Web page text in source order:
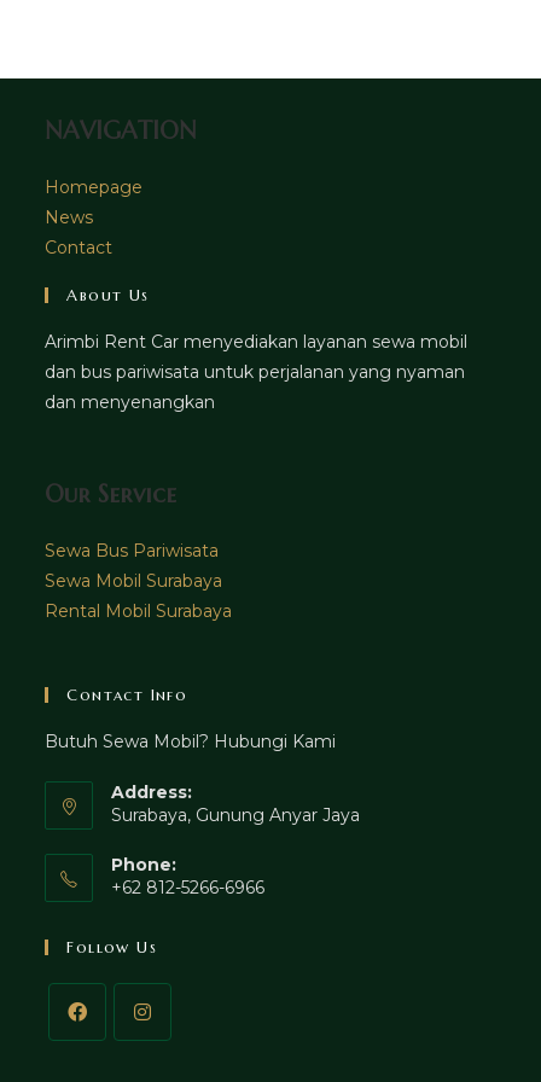
tab
NAVIGATION
Homepage
News
Contact
About Us
Arimbi Rent Car menyediakan layanan sewa mobil
dan bus pariwisata untuk perjalanan yang nyaman
dan menyenangkan
Our Service
Sewa Bus Pariwisata
Sewa Mobil Surabaya
Rental Mobil Surabaya
Contact Info
Butuh Sewa Mobil? Hubungi Kami
Address:
Surabaya, Gunung Anyar Jaya
Phone:
+62 812-5266-6966
Follow Us